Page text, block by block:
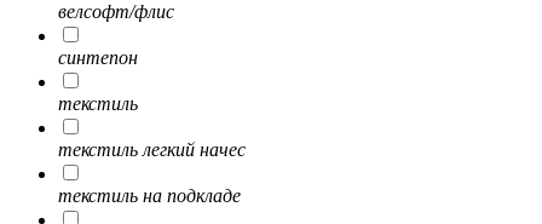
велсофт/флис
синтепон
текстиль
текстиль легкий начес
текстиль на подкладе